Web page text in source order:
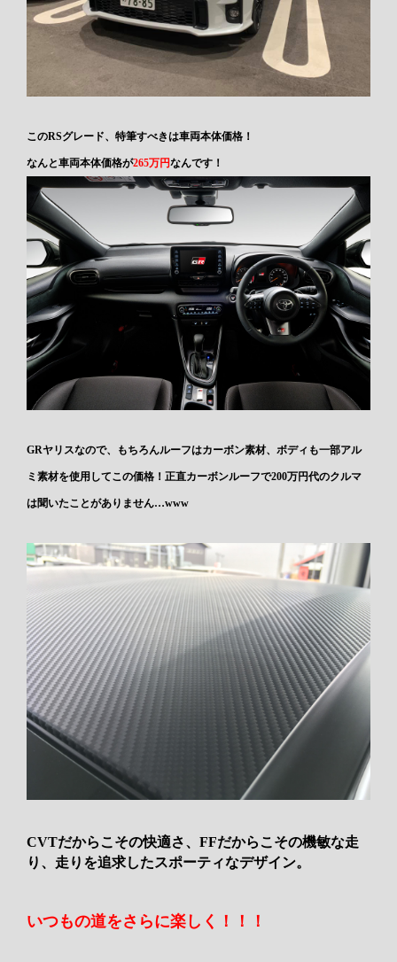
このRSグレード、特筆すべきは車両本体価格！
なんと車両本体価格が265万円なんです！
GRヤリスなので、もちろんルーフはカーボン素材、ボディも一部アル
ミ素材を使用してこの価格！正直カーボンルーフで200万円代のクルマ
は聞いたことがありません…www
CVTだからこその快適さ、FFだからこその機敏な走
り、走りを追求したスポーティなデザイン。
いつもの道をさらに楽しく！！！